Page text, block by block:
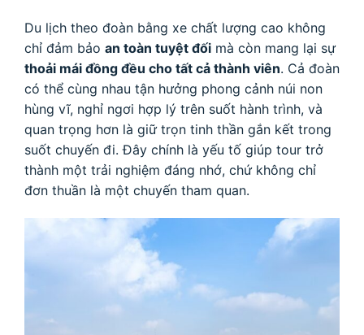
Du lịch theo đoàn bằng xe chất lượng cao không
chỉ đảm bảo an toàn tuyệt đối mà còn mang lại sự
thoải mái đồng đều cho tất cả thành viên. Cả đoàn
có thể cùng nhau tận hưởng phong cảnh núi non
hùng vĩ, nghỉ ngơi hợp lý trên suốt hành trình, và
quan trọng hơn là giữ trọn tinh thần gắn kết trong
suốt chuyến đi. Đây chính là yếu tố giúp tour trở
thành một trải nghiệm đáng nhớ, chứ không chỉ
đơn thuần là một chuyến tham quan.